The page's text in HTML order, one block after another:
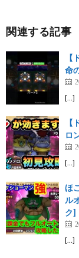
関連する記事
命
[…]
ロ
[…]
ほ
ル
ク]
[…]